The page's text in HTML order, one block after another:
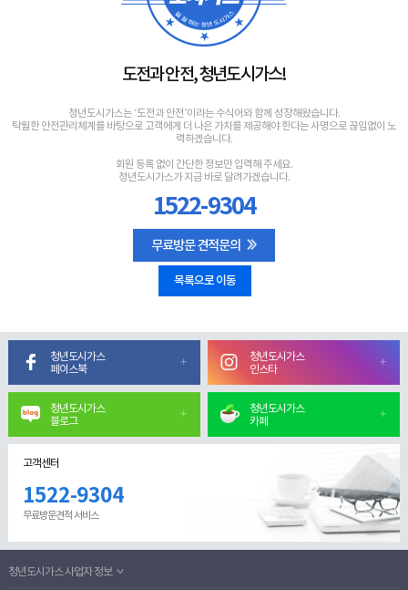
도전과 안전, 청년도시가스!
청년도시가스는 ‘도전과 안전’이라는 수식어와 함께 성장해왔습니다.
탁월한 안전관리체계를 바탕으로 고객에게 더 나은 가치를 제공해야 한다는 사명으로 끊임없이 노
력하겠습니다.
회원 등록 없이 간단한 정보만 입력해 주세요.
청년도시가스가 지금 바로 달려가겠습니다.
1522-9304
무료방문 견적문의
목록으로 이동
청년도시가스
페이스북
청년도시가스
인스타
청년도시가스
블로그
청년도시가스
카페
고객센터
1522-9304
무료방문견적 서비스
청년도시가스 사업자 정보